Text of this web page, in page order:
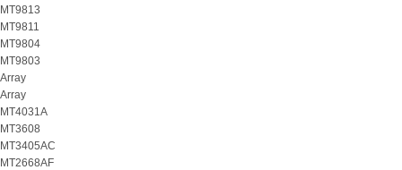
MT9813
MT9811
MT9804
MT9803
Array
Array
MT4031A
MT3608
MT3405AC
MT2668AF